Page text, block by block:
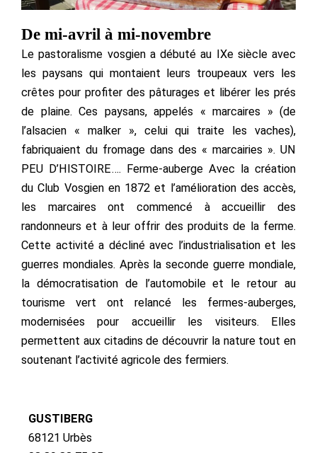
De mi-avril à mi-novembre
Le pastoralisme vosgien a débuté au IXe siècle avec
les paysans qui montaient leurs troupeaux vers les
crêtes pour profiter des pâturages et libérer les prés
de plaine. Ces paysans, appelés « marcaires » (de
l’alsacien « malker », celui qui traite les vaches),
fabriquaient du fromage dans des « marcairies ». UN
PEU D’HISTOIRE…. Ferme-auberge Avec la création
du Club Vosgien en 1872 et l’amélioration des accès,
les marcaires ont commencé à accueillir des
randonneurs et à leur offrir des produits de la ferme.
Cette activité a décliné avec l’industrialisation et les
guerres mondiales. Après la seconde guerre mondiale,
la démocratisation de l’automobile et le retour au
tourisme vert ont relancé les fermes-auberges,
modernisées pour accueillir les visiteurs. Elles
permettent aux citadins de découvrir la nature tout en
soutenant l’activité agricole des fermiers.
GUSTIBERG
68121 Urbès